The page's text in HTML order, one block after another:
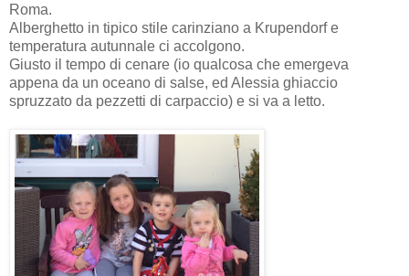
Roma.
Alberghetto in tipico stile carinziano a Krupendorf e
temperatura autunnale ci accolgono.
Giusto il tempo di cenare (io qualcosa che emergeva
appena da un oceano di salse, ed Alessia ghiaccio
spruzzato da pezzetti di carpaccio) e si va a letto.